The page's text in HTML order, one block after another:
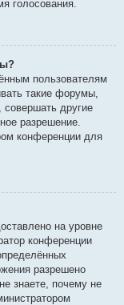
голосования.
пользователям
такие форумы,
другие
разрешение.
конференции для
на уровне
конференции
разрешено
знаете, почему не